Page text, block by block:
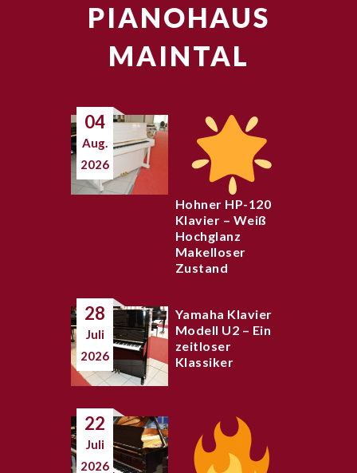
PIANOHAUS
MAINTAL
04
Aug.
2026
Hohner HP-120
Klavier – Weiß
Hochglanz
Makelloser
Zustand
28
Juli
2026
Yamaha Klavier
Modell U2 – Ein
zeitloser
Klassiker
22
Juli
2026